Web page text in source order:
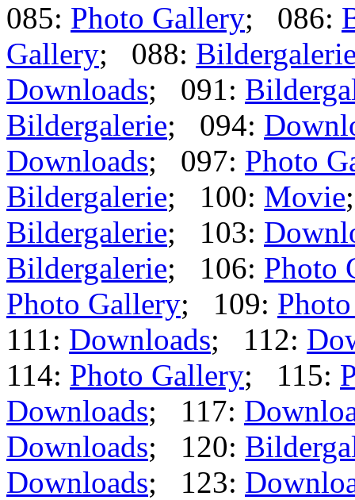
085: Photo Gallery; 086:
Gallery; 088:
Downloads; 091:
Bildergalerie; 094:
Downloads; 097: Photo
Bildergalerie; 100: Movie
Bildergalerie; 103:
Bildergalerie; 106: Photo
Photo Gallery; 109:
111: Downloads; 112:
114: Photo Gallery; 115:
Downloads; 117:
Downloads; 120:
Downloads; 123: